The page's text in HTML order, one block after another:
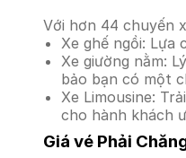
Với hơn 44 chuyến
Xe ghế ngồi: Lựa
Xe giường nằm:
bảo bạn có một
Xe Limousine:
cho hành khách
Giá vé Phải